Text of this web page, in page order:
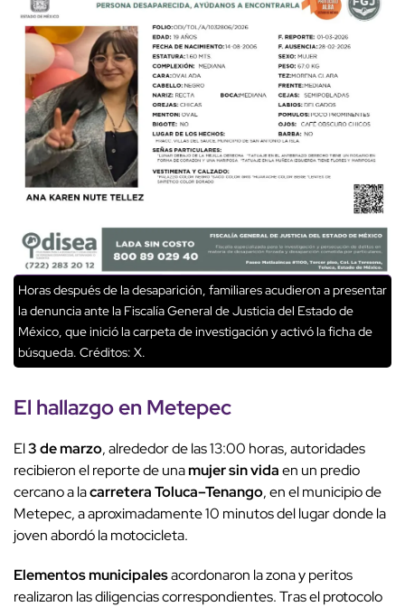
Horas después de la desaparición, familiares acudieron a presentar
la denuncia ante la Fiscalía General de Justicia del Estado de
México, que inició la carpeta de investigación y activó la ficha de
búsqueda. Créditos: X.
El hallazgo en Metepec
El3 de marzo, alrededor de las 13:00 horas, autoridades
recibieron el reporte de unamujer sin vidaen un predio
cercano a lacarretera Toluca–Tenango, en el municipio de
Metepec, a aproximadamente 10 minutos del lugar donde la
joven abordó la motocicleta.
Elementos municipalesacordonaron la zona y peritos
realizaron las diligencias correspondientes. Tras el protocolo